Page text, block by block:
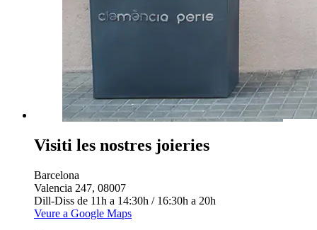
Visiti les nostres joieries
Barcelona
Valencia 247, 08007
Dill-Diss de 11h a 14:30h / 16:30h a 20h
Veure a Google Maps